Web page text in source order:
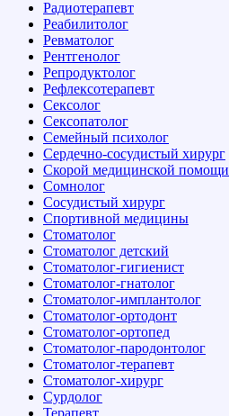
Радиотерапевт
Реабилитолог
Ревматолог
Рентгенолог
Репродуктолог
Рефлексотерапевт
Сексолог
Сексопатолог
Семейный психолог
Сердечно-сосудистый хирург
Скорой медицинской помощи
Сомнолог
Сосудистый хирург
Спортивной медицины
Стоматолог
Стоматолог детский
Стоматолог-гигиенист
Стоматолог-гнатолог
Стоматолог-имплантолог
Стоматолог-ортодонт
Стоматолог-ортопед
Стоматолог-пародонтолог
Стоматолог-терапевт
Стоматолог-хирург
Сурдолог
Терапевт